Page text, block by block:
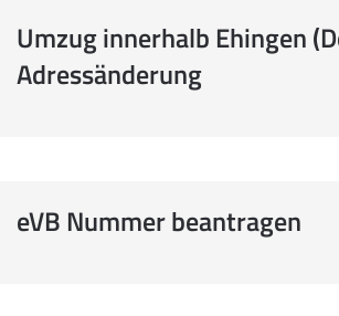
Umzug innerhalb Ehingen
Adressänderung
eVB Nummer beantragen